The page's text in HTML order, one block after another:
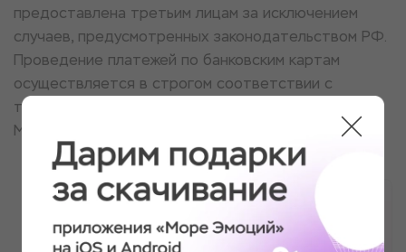
предоставлена третьим лицам за исключением
случаев, предусмотренных законодательством РФ.
Проведение платежей по банковским картам
осуществляется в строгом соответствии с
требованиями платежных систем МИР, Visa Int.,
MasterCard Europe Sprl, JCB